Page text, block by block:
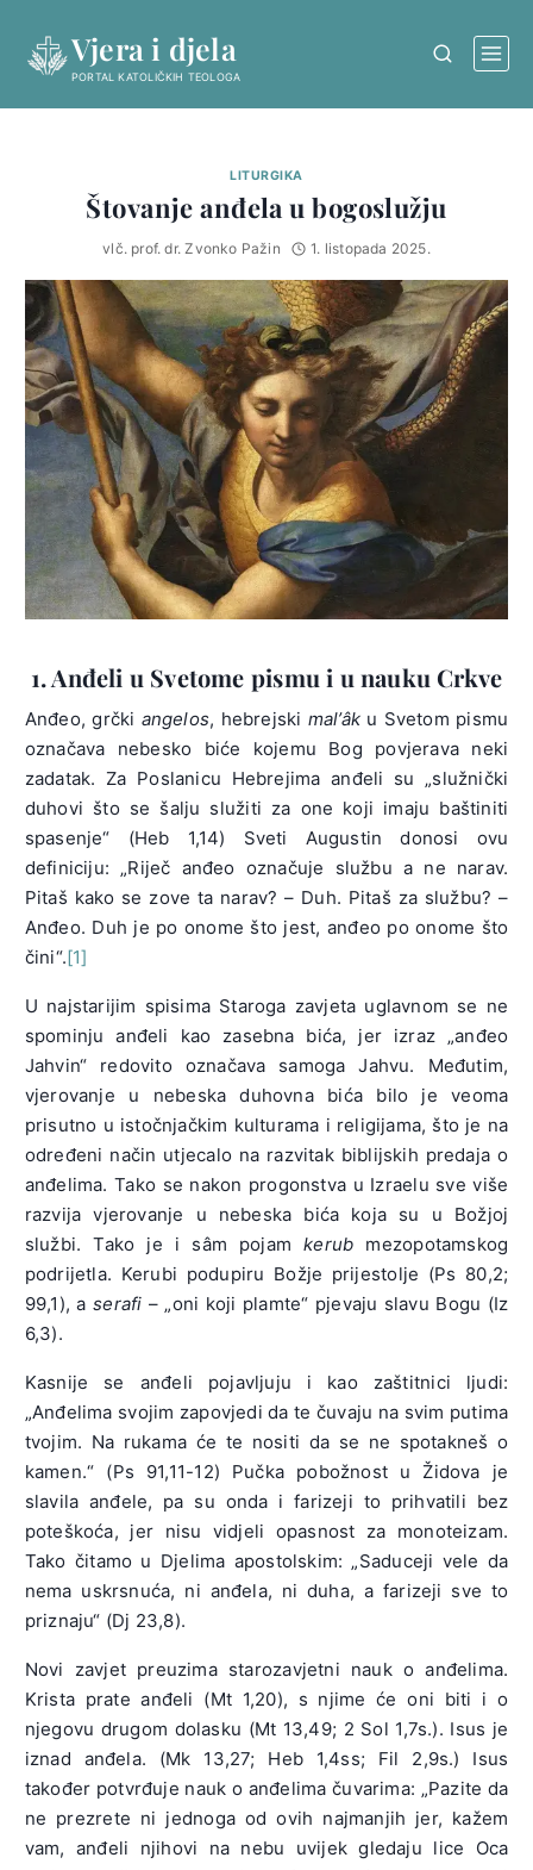
content
Vjera i djela
PORTAL KATOLIČKIH TEOLOGA
LITURGIKA
Štovanje anđela u bogoslužju
vlč. prof. dr. Zvonko Pažin 1. listopada 2025.
1. Anđeli u Svetome pismu i u nauku Crkve
Anđeo, grčki angelos, hebrejski mal’âku Svetom pismu
označava nebesko biće kojemu Bog povjerava neki
zadatak. Za Poslanicu Hebrejima anđeli su „služnički
duhovi što se šalju služiti za one koji imaju baštiniti
spasenje“ (Heb 1,14) Sveti Augustin donosi ovu
definiciju: „Riječ anđeo označuje službu a ne narav.
Pitaš kako se zove ta narav? – Duh. Pitaš za službu? –
Anđeo. Duh je po onome što jest, anđeo po onome što
čini“.[1]
U najstarijim spisima Staroga zavjeta uglavnom se ne
spominju anđeli kao zasebna bića, jer izraz „anđeo
Jahvin“ redovito označava samoga Jahvu. Međutim,
vjerovanje u nebeska duhovna bića bilo je veoma
prisutno u istočnjačkim kulturama i religijama, što je na
određeni način utjecalo na razvitak biblijskih predaja o
anđelima. Tako se nakon progonstva u Izraelu sve više
razvija vjerovanje u nebeska bića koja su u Božjoj
službi. Tako je i sâm pojamkerub mezopotamskog
podrijetla. Kerubi podupiru Božje prijestolje (Ps 80,2;
99,1), aserafi – „oni koji plamte“ pjevaju slavu Bogu (Iz
6,3).
Kasnije se anđeli pojavljuju i kao zaštitnici ljudi:
„Anđelima svojim zapovjedi da te čuvaju na svim putima
tvojim. Na rukama će te nositi da se ne spotakneš o
kamen.“ (Ps 91,11-12) Pučka pobožnost u Židova je
slavila anđele, pa su onda i farizeji to prihvatili bez
poteškoća, jer nisu vidjeli opasnost za monoteizam.
Tako čitamo u Djelima apostolskim: „Saduceji vele da
nema uskrsnuća, ni anđela, ni duha, a farizeji sve to
priznaju“ (Dj 23,8).
Novi zavjet preuzima starozavjetni nauk o anđelima.
Krista prate anđeli (Mt 1,20), s njime će oni biti i o
njegovu drugom dolasku (Mt 13,49; 2 Sol 1,7s.). Isus je
iznad anđela. (Mk 13,27; Heb 1,4ss; Fil 2,9s.) Isus
također potvrđuje nauk o anđelima čuvarima: „Pazite da
ne prezrete ni jednoga od ovih najmanjih jer, kažem
vam, anđeli njihovi na nebu uvijek gledaju lice Oca